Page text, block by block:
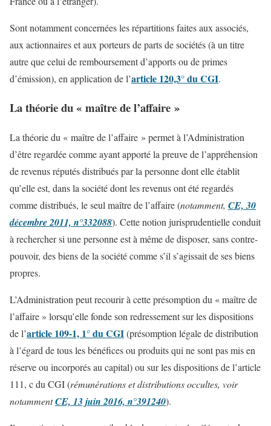
Sont notamment concernées les répartitions faites aux associés,
aux actionnaires et aux porteurs de parts de sociétés (à un titre
autre que celui de remboursement d’apports ou de primes
d’émission), en application de l’article 120,3° du CGI.
La théorie du « maître de l’affaire »
La théorie du « maître de l’affaire » permet à l’Administration
d’être regardée comme ayant apporté la preuve de l’appréhension
de revenus réputés distribués par la personne dont elle établit
qu’elle est, dans la société dont les revenus ont été regardés
comme distribués, le seul maître de l’affaire (notamment, CE, 30
décembre 2011, n°332088). Cette notion jurisprudentielle conduit
à rechercher si une personne est à même de disposer, sans contre-
pouvoir, des biens de la société comme s’il s’agissait de ses biens
propres.
L’Administration peut recourir à cette présomption du « maître de
l’affaire » lorsqu’elle fonde son redressement sur les dispositions
de l’article 109-1, 1° du CGI(présomption légale de distribution
à l’égard de tous les bénéfices ou produits qui ne sont pas mis en
réserve ou incorporés au capital) ou sur les dispositions de l’article
111, c du CGI (rémunérations et distributions occultes, voir
notammentCE, 13 juin 2016, n°391240).